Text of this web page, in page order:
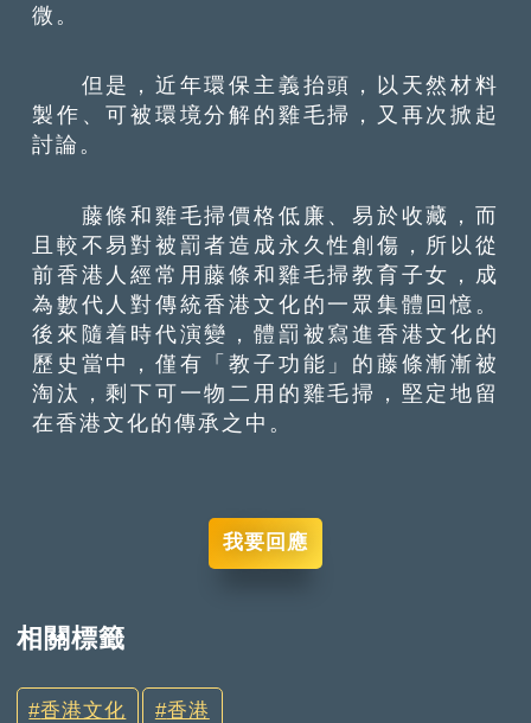
微。
但是，近年環保主義抬頭，以天然材料
製作、可被環境分解的雞毛掃，又再次掀起
討論。
藤條和雞毛掃價格低廉、易於收藏，而
且較不易對被罰者造成永久性創傷，所以從
前香港人經常用藤條和雞毛掃教育子女，成
為數代人對傳統香港文化的一眾集體回憶。
後來隨着時代演變，體罰被寫進香港文化的
歷史當中，僅有「教子功能」的藤條漸漸被
淘汰，剩下可一物二用的雞毛掃，堅定地留
在香港文化的傳承之中。
我要回應
相關標籤
香港文化 香港